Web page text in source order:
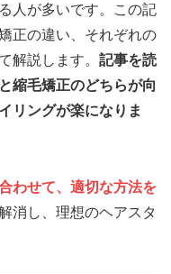
人が多いです。この記
正の違い、それぞれの
解説します。 記事を読
縮毛矯正のどちらが向
リングが楽になりま
わせて、適切な方法を
消し、理想のヘアスタ